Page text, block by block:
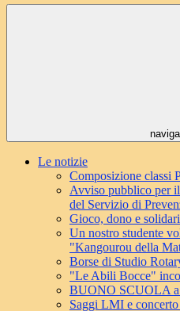
Le notizie
Composizione classi
Avviso pubblico per
del Servizio di
Gioco, dono e
Un nostro studente
"Kangourou della
Borse di Studio
"Le Abili Bocce"
BUONO SCUOLA
Saggi LMI e